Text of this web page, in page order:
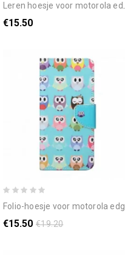
leren hoesje voor motorola edge 20 raak mijn telefoon niet aan
€15.50
folio-hoesje voor motorola edge 20 uilen
€15.50 €19.20